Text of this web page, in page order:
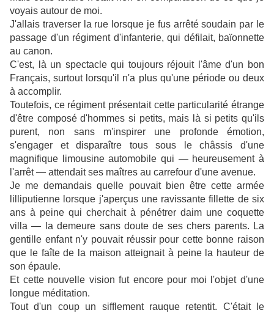
voyais autour de moi.
J'allais traverser la rue lorsque je fus arrêté soudain par le
passage d'un régiment d'infanterie, qui défilait, baïonnette
au canon.
C'est, là un spectacle qui toujours réjouit l'âme d'un bon
Français, surtout lorsqu'il n'a plus qu'une période ou deux
à accomplir.
Toutefois, ce régiment présentait cette particularité étrange
d'être composé d'hommes si petits, mais là si petits qu'ils
purent, non sans m'inspirer une profonde émotion,
s'engager et disparaître tous sous le châssis d'une
magnifique limousine automobile qui — heureusement à
l'arrêt — attendait ses maîtres au carrefour d'une avenue.
Je me demandais quelle pouvait bien être cette armée
lilliputienne lorsque j'aperçus une ravissante fillette de six
ans à peine qui cherchait à pénétrer daim une coquette
villa — la demeure sans doute de ses chers parents. La
gentille enfant n'y pouvait réussir pour cette bonne raison
que le faîte de la maison atteignait à peine la hauteur de
son épaule.
Et cette nouvelle vision fut encore pour moi l'objet d'une
longue méditation.
Tout d'un coup un sifflement rauque retentit. C'était le